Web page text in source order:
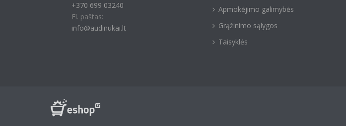
+370 699 03240
El. paštas:
info@audinukai.lt
Apmokėjimo galimybės
Grąžinimo sąlygos
Taisyklės